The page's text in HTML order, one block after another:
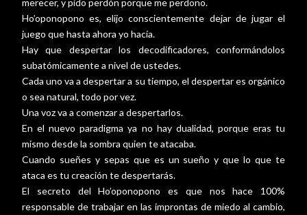
merecer, y pido perdón porque me perdono.
Ho’oponopono es, elijo conscientemente dejar de jugar el
juego que hasta ahora yo hacía.
Hay que despertar los decodificadores, conformándolos
subatómicamente a nivel de ustedes.
Cada uno va a despertar a su tiempo, el despertar es orgánico
o sea natural, todo por vez.
Una voz va a comenzar a despertarlos.
En el nuevo paradigma ya no hay dualidad, porque eras tu
mismo desde la sombra quien te atacaba.
Cuando sueñes y sepas que es un sueño y que lo que te
ataca es tu creación te despertarás.
El secreto del Ho’oponopono es que nos hace 100%
responsable de trabajar en las improntas de miedo al cambio,